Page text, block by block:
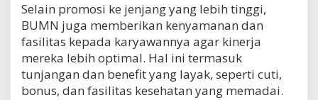
Selain promosi ke jenjang yang lebih tinggi,
BUMN juga memberikan kenyamanan dan
fasilitas kepada karyawannya agar kinerja
mereka lebih optimal. Hal ini termasuk
tunjangan dan benefit yang layak, seperti cuti,
bonus, dan fasilitas kesehatan yang memadai.